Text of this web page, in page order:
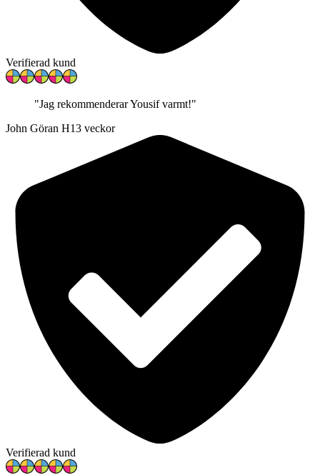
Verifierad kund
"Jag rekommenderar Yousif varmt!"
John Göran H13 veckor
Verifierad kund